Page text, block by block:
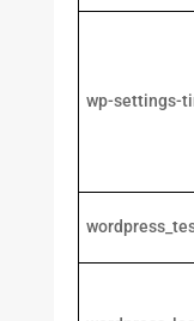
wp-settings-